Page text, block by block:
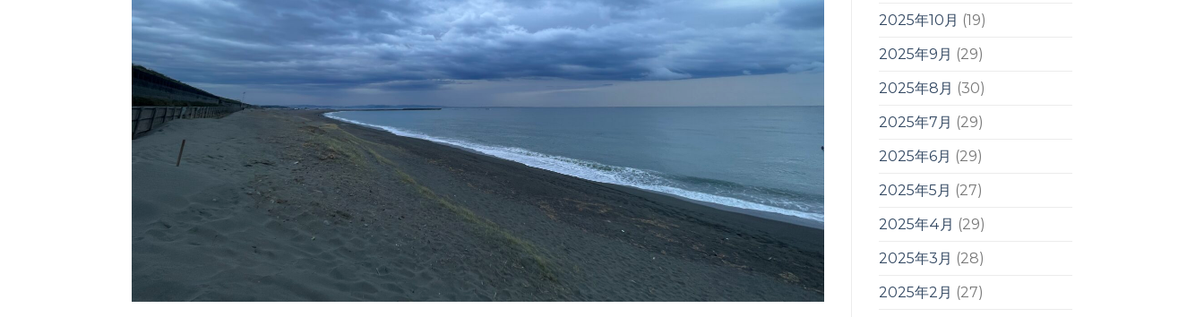
2025年10月 (19)
2025年9月 (29)
2025年8月 (30)
2025年7月 (29)
2025年6月 (29)
2025年5月 (27)
2025年4月 (29)
2025年3月 (28)
2025年2月 (27)